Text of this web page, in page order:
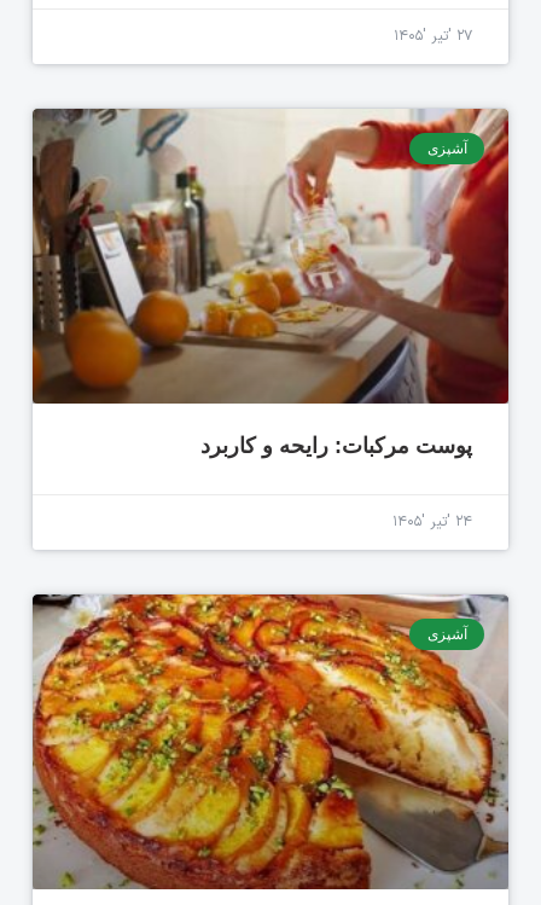
۲۷ 'تیر '۱۴۰۵
آشپزی
پوست مرکبات: رایحه و کاربرد
۲۴ 'تیر '۱۴۰۵
آشپزی